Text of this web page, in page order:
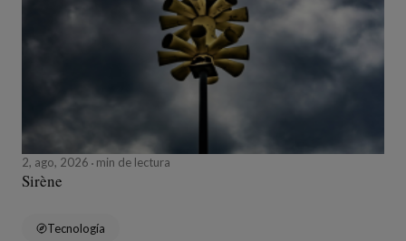
2, ago, 2026 min de lectura
Sirène
Tecnología